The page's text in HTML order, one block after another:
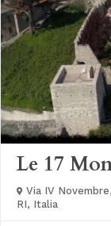
Le 17
Via IV
RI, Italia